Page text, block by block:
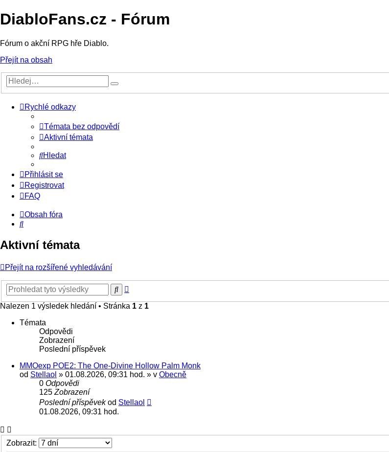
DiabloFans.cz - Fórum
Fórum o akční RPG hře Diablo.
Přejít na obsah
Rychlé odkazy
Témata bez odpovědí
Aktivní témata
Hledat
Přihlásit se
Registrovat
FAQ
Obsah fóra
Hledat
Aktivní témata
Přejít na rozšířené vyhledávání
Hledat
Nalezen 1 výsledek hledání • Stránka 1 z 1
Témata
Odpovědi
Zobrazení
Poslední příspěvek
MMOexp POE2: The One-Divine Hollow Palm Monk
od Stellaol » 01.08.2026, 09:31 hod. » v Obecně
0 Odpovědi
125 Zobrazení
Poslední příspěvekod Stellaol
01.08.2026, 09:31 hod.
Zobrazit: